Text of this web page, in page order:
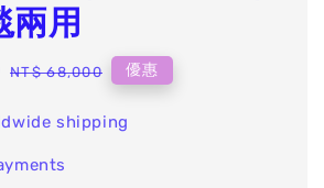
兩用
Regular
NT$ 68,000 優惠
shipping